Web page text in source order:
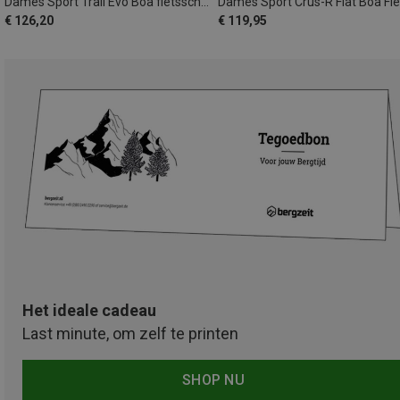
€ 126,20
€ 119,95
Het ideale cadeau
Last minute, om zelf te printen
SHOP NU